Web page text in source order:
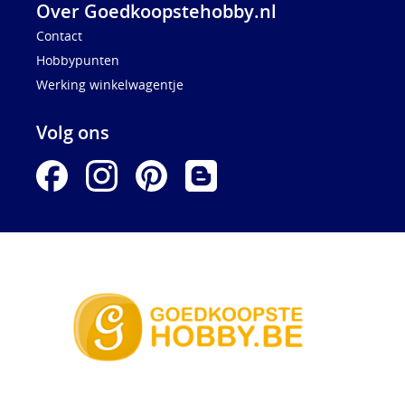
Over Goedkoopstehobby.nl
Contact
Hobbypunten
Werking winkelwagentje
Volg ons